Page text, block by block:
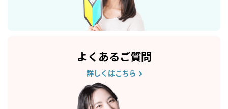
よくあるご質問
詳しくはこちら